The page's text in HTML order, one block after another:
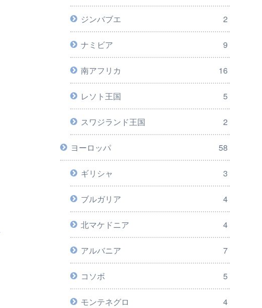
ジンバブエ 2
ナミビア 9
南アフリカ 16
レソト王国 5
スワジランド王国 2
ヨーロッパ 58
ギリシャ 3
ブルガリア 4
北マケドニア 4
アルバニア 7
コソボ 5
モンテネグロ 4